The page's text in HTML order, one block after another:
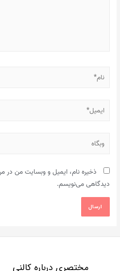
وبگاه
ذخیره نام، ایمیل و وبسایت من در
دیدگاهی می‌نویسم.
مختصری درباره کالنی